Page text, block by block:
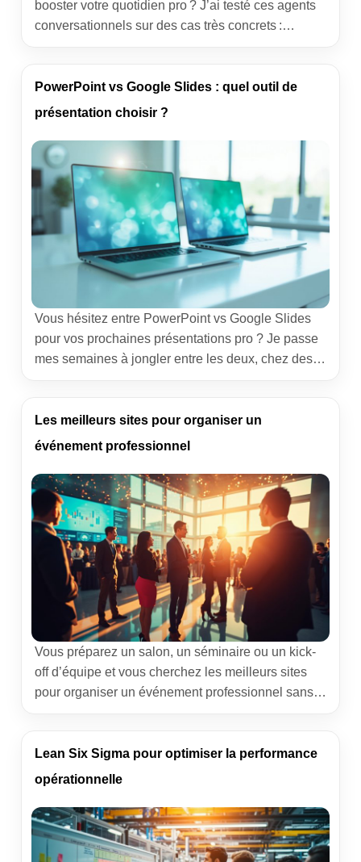
booster votre quotidien pro ? J’ai testé ces agents
conversationnels sur des cas très concrets :
livrer un comparatif pratico-pratique et un
classement utile, loin du blabla. Vous trouverez ici
PowerPoint vs Google Slides : quel outil de
présentation choisir ?
Vous hésitez entre PowerPoint vs Google Slides
pour vos prochaines présentations pro ? Je passe
mes semaines à jongler entre les deux, chez des
un regard terrain, nuancé, avec des cas concrets
pour faire un choix sûr… et gagner du […]
Les meilleurs sites pour organiser un
événement professionnel
Vous préparez un salon, un séminaire ou un kick-
off d’équipe et vous cherchez les meilleurs sites
pour organiser un événement professionnel sans y
et j’ai vu des lancements se transformer en
moments mémorables… ou en puzzle sans bords.
Lean Six Sigma pour optimiser la performance
opérationnelle